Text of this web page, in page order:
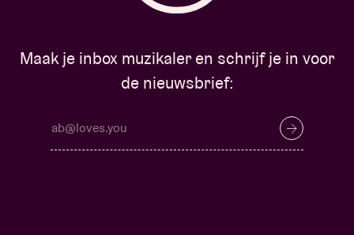
Maak je inbox muzikaler en schrijf je in voor
de nieuwsbrief: